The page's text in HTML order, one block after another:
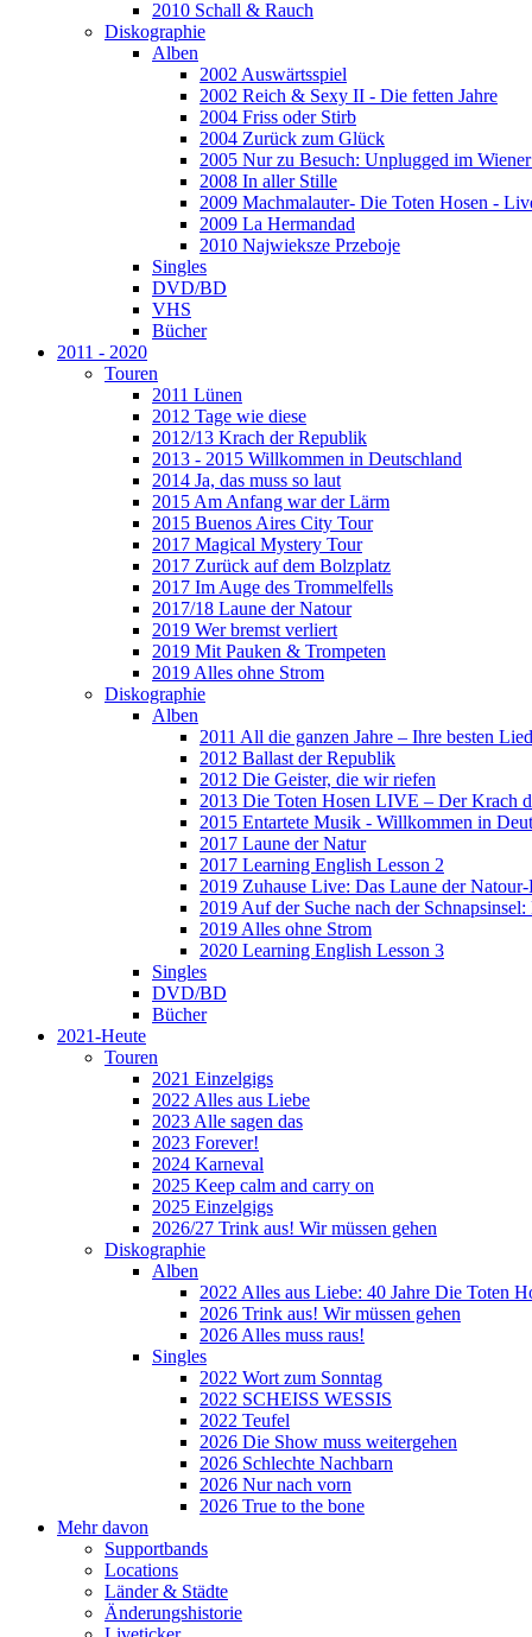
2010 Schall & Rauch
Diskographie
Alben
2002 Auswärtsspiel
2002 Reich & Sexy II - Die fetten Jahre
2004 Friss oder Stirb
2004 Zurück zum Glück
2005 Nur zu Besuch: Unplugged im
2008 In aller Stille
2009 Machmalauter- Die Toten Hosen -
2009 La Hermandad
2010 Najwieksze Przeboje
Singles
DVD/BD
VHS
Bücher
2011 - 2020
Touren
2011 Lünen
2012 Tage wie diese
2012/13 Krach der Republik
2013 - 2015 Willkommen in Deutschland
2014 Ja, das muss so laut
2015 Am Anfang war der Lärm
2015 Buenos Aires City Tour
2017 Magical Mystery Tour
2017 Zurück auf dem Bolzplatz
2017 Im Auge des Trommelfells
2017/18 Laune der Natour
2019 Wer bremst verliert
2019 Mit Pauken & Trompeten
2019 Alles ohne Strom
Diskographie
Alben
2011 All die ganzen Jahre – Ihre besten
2012 Ballast der Republik
2012 Die Geister, die wir riefen
2013 Die Toten Hosen LIVE – Der Krach
2015 Entartete Musik - Willkommen in
2017 Laune der Natur
2017 Learning English Lesson 2
2019 Zuhause Live: Das Laune der
2019 Auf der Suche nach der
2019 Alles ohne Strom
2020 Learning English Lesson 3
Singles
DVD/BD
Bücher
2021-Heute
Touren
2021 Einzelgigs
2022 Alles aus Liebe
2023 Alle sagen das
2023 Forever!
2024 Karneval
2025 Keep calm and carry on
2025 Einzelgigs
2026/27 Trink aus! Wir müssen gehen
Diskographie
Alben
2022 Alles aus Liebe: 40 Jahre Die Toten
2026 Trink aus! Wir müssen gehen
2026 Alles muss raus!
Singles
2022 Wort zum Sonntag
2022 SCHEISS WESSIS
2022 Teufel
2026 Die Show muss weitergehen
2026 Schlechte Nachbarn
2026 Nur nach vorn
2026 True to the bone
Mehr davon
Supportbands
Locations
Länder & Städte
Änderungshistorie